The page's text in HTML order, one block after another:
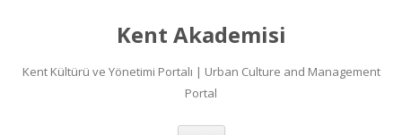
Kent Akademisi
Kent Kültürü ve Yönetimi Portalı | Urban Culture and Management
Portal
İçeriğe